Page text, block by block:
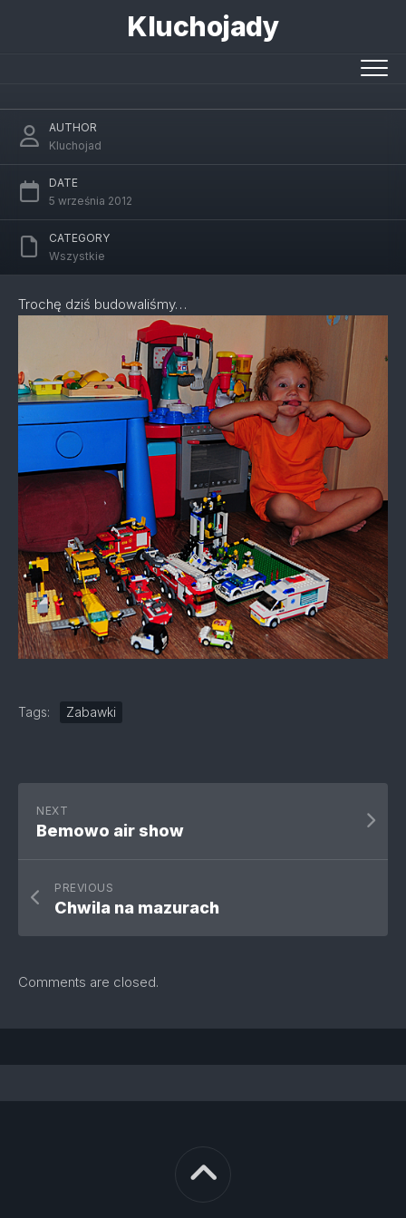
Kluchojady
AUTHOR
Kluchojad
DATE
5 września 2012
CATEGORY
Wszystkie
Trochę dziś budowaliśmy…
Tags: Zabawki
NEXT
Bemowo air show
PREVIOUS
Chwila na mazurach
Comments are closed.